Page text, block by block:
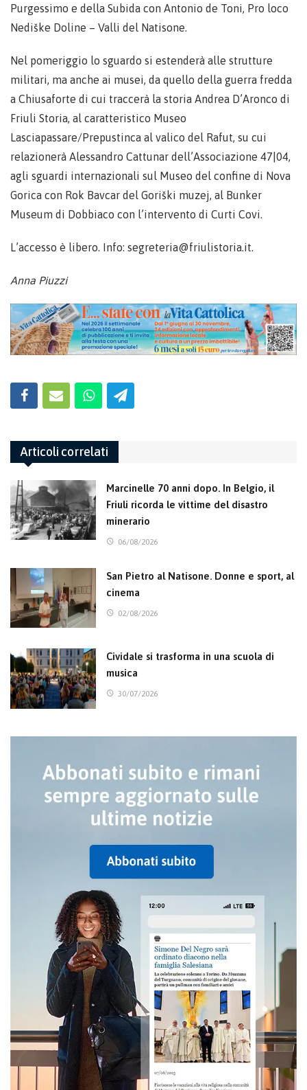
Purgessimo e della Subida con Antonio de Toni, Pro loco
Nediške Doline – Valli del Natisone.
Nel pomeriggio lo sguardo si estenderà alle strutture
militari, ma anche ai musei, da quello della guerra fredda
a Chiusaforte di cui traccerà la storia Andrea D’Aronco di
Friuli Storia, al caratteristico Museo
Lasciapassare/Prepustinca al valico del Rafut, su cui
relazionerà Alessandro Cattunar dell’Associazione 47|04,
agli sguardi internazionali sul Museo del confine di Nova
Gorica con Rok Bavcar del Goriški muzej, al Bunker
Museum di Dobbiaco con l’intervento di Curti Covi.
L’accesso è libero. Info: segreteria@friulistoria.it.
Anna Piuzzi
Articoli correlati
Marcinelle 70 anni dopo. In Belgio, il
Friuli ricorda le vittime del disastro
minerario
06/08/2026
San Pietro al Natisone. Donne e sport, al
cinema
02/08/2026
Cividale si trasforma in una scuola di
musica
30/07/2026